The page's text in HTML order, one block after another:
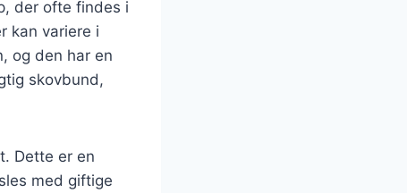
der ofte findes i
kan variere i
og den har en
skovbund,
Dette er en
med giftige